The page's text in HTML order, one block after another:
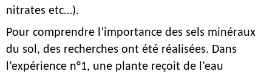
nitrates etc…).
Pour comprendre l’importance des sels minéraux
du sol, des recherches ont été réalisées. Dans
l’expérience n°1, une plante reçoit de l’eau